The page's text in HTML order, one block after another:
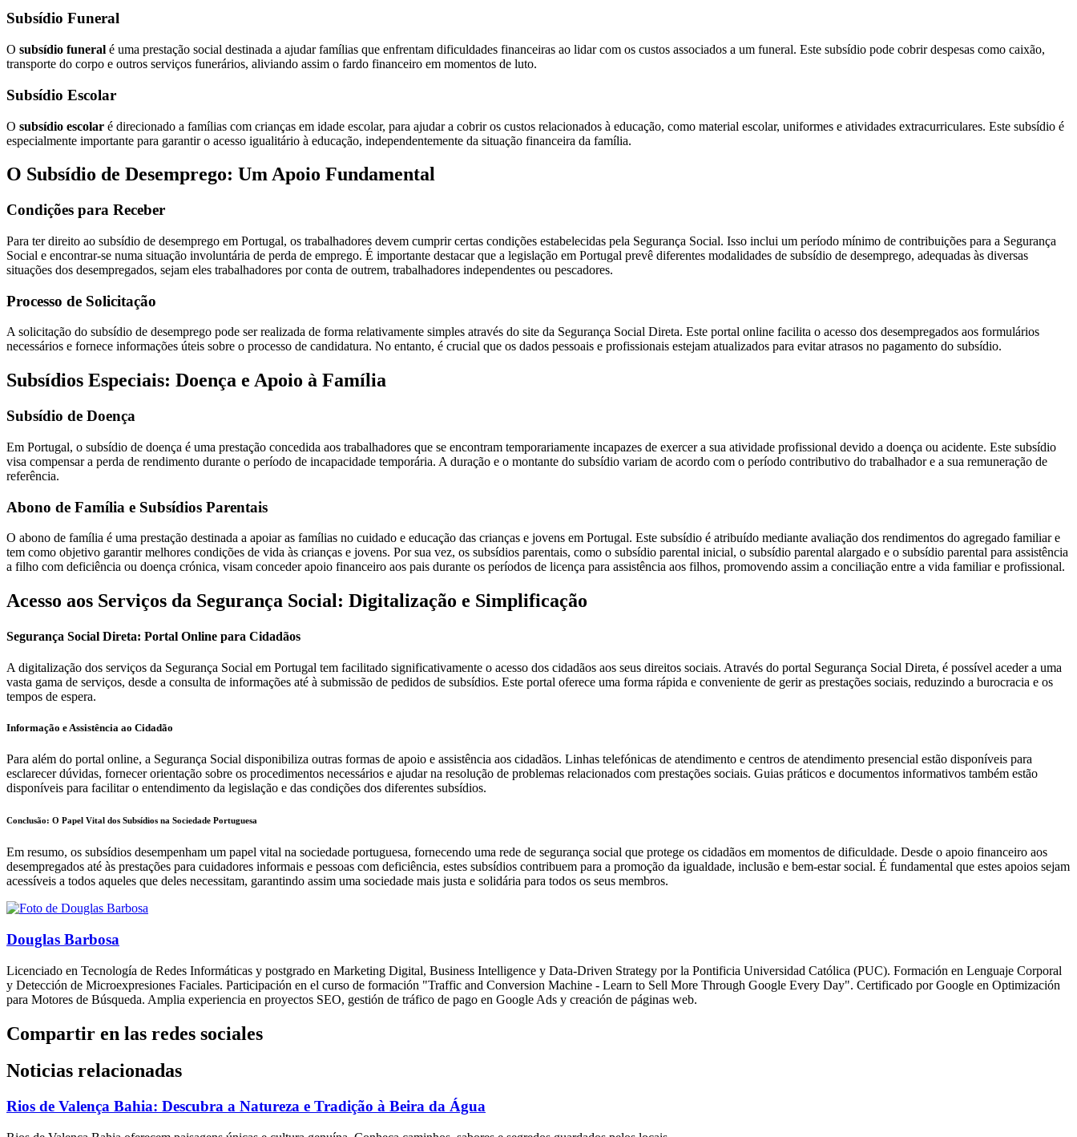
Subsídio Funeral
O subsídio funeral é uma prestação social destinada a ajudar famílias que enfrentam dificuldades financeiras ao lidar com os custos associados a um funeral. Este subsídio pode cobrir despesas como caixão,
transporte do corpo e outros serviços funerários, aliviando assim o fardo financeiro em momentos de luto.
Subsídio Escolar
O subsídio escolar é direcionado a famílias com crianças em idade escolar, para ajudar a cobrir os custos relacionados à educação, como material escolar, uniformes e atividades extracurriculares. Este subsídio é
especialmente importante para garantir o acesso igualitário à educação, independentemente da situação financeira da família.
O Subsídio de Desemprego: Um Apoio Fundamental
Condições para Receber
Para ter direito ao subsídio de desemprego em Portugal, os trabalhadores devem cumprir certas condições estabelecidas pela Segurança Social. Isso inclui um período mínimo de contribuições para a Segurança
Social e encontrar-se numa situação involuntária de perda de emprego. É importante destacar que a legislação em Portugal prevê diferentes modalidades de subsídio de desemprego, adequadas às diversas
situações dos desempregados, sejam eles trabalhadores por conta de outrem, trabalhadores independentes ou pescadores.
Processo de Solicitação
A solicitação do subsídio de desemprego pode ser realizada de forma relativamente simples através do site da Segurança Social Direta. Este portal online facilita o acesso dos desempregados aos formulários
necessários e fornece informações úteis sobre o processo de candidatura. No entanto, é crucial que os dados pessoais e profissionais estejam atualizados para evitar atrasos no pagamento do subsídio.
Subsídios Especiais: Doença e Apoio à Família
Subsídio de Doença
Em Portugal, o subsídio de doença é uma prestação concedida aos trabalhadores que se encontram temporariamente incapazes de exercer a sua atividade profissional devido a doença ou acidente. Este subsídio
visa compensar a perda de rendimento durante o período de incapacidade temporária. A duração e o montante do subsídio variam de acordo com o período contributivo do trabalhador e a sua remuneração de
referência.
Abono de Família e Subsídios Parentais
O abono de família é uma prestação destinada a apoiar as famílias no cuidado e educação das crianças e jovens em Portugal. Este subsídio é atribuído mediante avaliação dos rendimentos do agregado familiar e
tem como objetivo garantir melhores condições de vida às crianças e jovens. Por sua vez, os subsídios parentais, como o subsídio parental inicial, o subsídio parental alargado e o subsídio parental para assistência
a filho com deficiência ou doença crónica, visam conceder apoio financeiro aos pais durante os períodos de licença para assistência aos filhos, promovendo assim a conciliação entre a vida familiar e profissional.
Acesso aos Serviços da Segurança Social: Digitalização e Simplificação
Segurança Social Direta: Portal Online para Cidadãos
A digitalização dos serviços da Segurança Social em Portugal tem facilitado significativamente o acesso dos cidadãos aos seus direitos sociais. Através do portal Segurança Social Direta, é possível aceder a uma
vasta gama de serviços, desde a consulta de informações até à submissão de pedidos de subsídios. Este portal oferece uma forma rápida e conveniente de gerir as prestações sociais, reduzindo a burocracia e os
tempos de espera.
Informação e Assistência ao Cidadão
Para além do portal online, a Segurança Social disponibiliza outras formas de apoio e assistência aos cidadãos. Linhas telefónicas de atendimento e centros de atendimento presencial estão disponíveis para
esclarecer dúvidas, fornecer orientação sobre os procedimentos necessários e ajudar na resolução de problemas relacionados com prestações sociais. Guias práticos e documentos informativos também estão
disponíveis para facilitar o entendimento da legislação e das condições dos diferentes subsídios.
Conclusão: O Papel Vital dos Subsídios na Sociedade Portuguesa
Em resumo, os subsídios desempenham um papel vital na sociedade portuguesa, fornecendo uma rede de segurança social que protege os cidadãos em momentos de dificuldade. Desde o apoio financeiro aos
desempregados até às prestações para cuidadores informais e pessoas com deficiência, estes subsídios contribuem para a promoção da igualdade, inclusão e bem-estar social. É fundamental que estes apoios sejam
acessíveis a todos aqueles que deles necessitam, garantindo assim uma sociedade mais justa e solidária para todos os seus membros.
Douglas Barbosa
Licenciado en Tecnología de Redes Informáticas y postgrado en Marketing Digital, Business Intelligence y Data-Driven Strategy por la Pontificia Universidad Católica (PUC). Formación en Lenguaje Corporal
y Detección de Microexpresiones Faciales. Participación en el curso de formación "Traffic and Conversion Machine - Learn to Sell More Through Google Every Day". Certificado por Google en Optimización
para Motores de Búsqueda. Amplia experiencia en proyectos SEO, gestión de tráfico de pago en Google Ads y creación de páginas web.
Compartir en las redes sociales
Noticias relacionadas
Rios de Valença Bahia: Descubra a Natureza e Tradição à Beira da Água